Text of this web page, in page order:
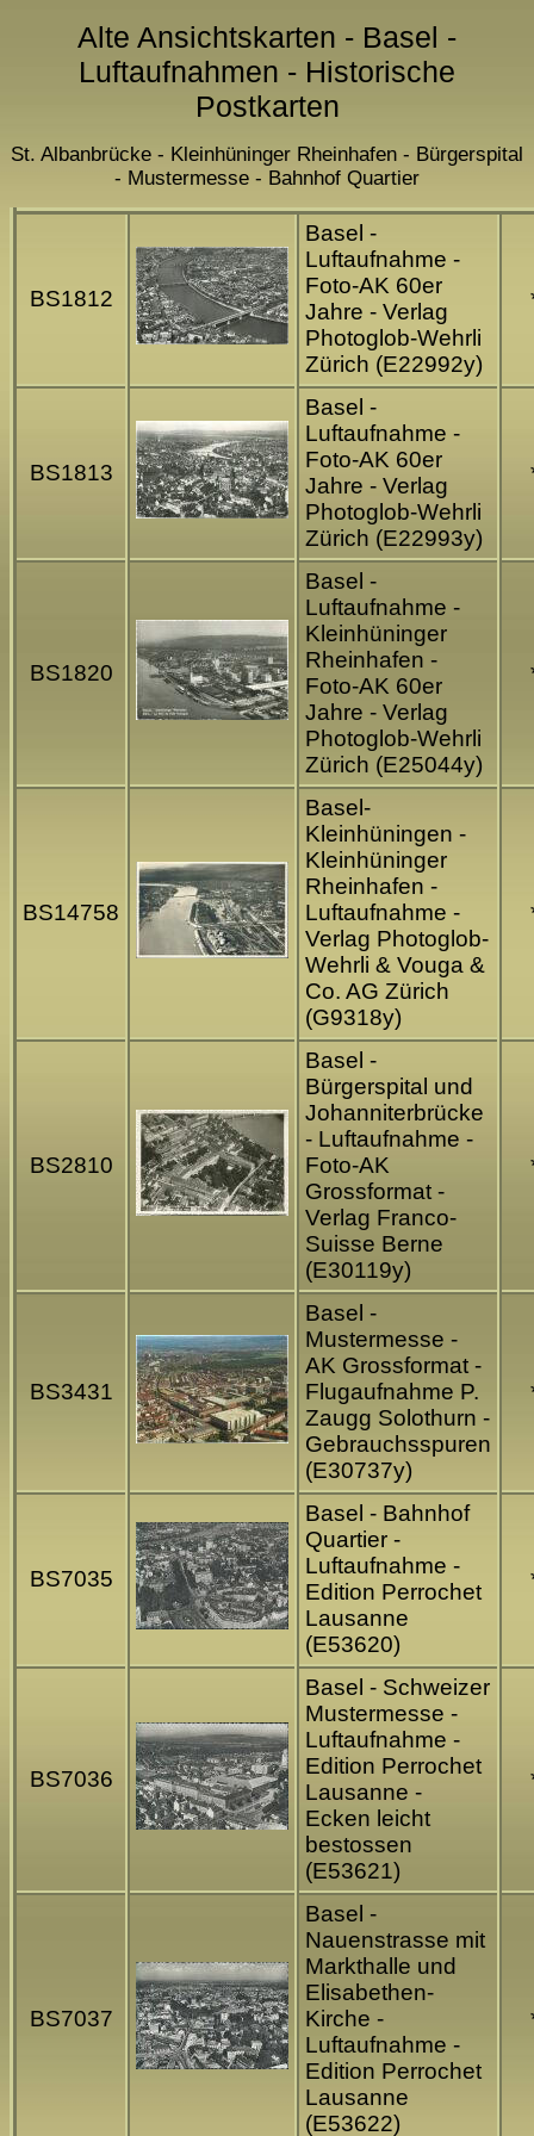
Alte Ansichtskarten - Basel -
Luftaufnahmen - Historische
Postkarten
St. Albanbrücke - Kleinhüninger Rheinhafen - Bürgerspital
- Mustermesse - Bahnhof Quartier
BS1812
Basel -
Luftaufnahme -
Foto-AK 60er
Jahre - Verlag
Photoglob-Wehrli
Zürich (E22992y)
BS1813
Basel -
Luftaufnahme -
Foto-AK 60er
Jahre - Verlag
Photoglob-Wehrli
Zürich (E22993y)
BS1820
Basel -
Luftaufnahme -
Kleinhüninger
Rheinhafen -
Foto-AK 60er
Jahre - Verlag
Photoglob-Wehrli
Zürich (E25044y)
BS14758
Basel-
Kleinhüningen -
Kleinhüninger
Rheinhafen -
Luftaufnahme -
Verlag Photoglob-
Wehrli & Vouga &
Co. AG Zürich
(G9318y)
BS2810
Basel -
Bürgerspital und
Johanniterbrücke
- Luftaufnahme -
Foto-AK
Grossformat -
Verlag Franco-
Suisse Berne
(E30119y)
BS3431
Basel -
Mustermesse -
AK Grossformat -
Flugaufnahme P.
Zaugg Solothurn -
Gebrauchsspuren
(E30737y)
BS7035
Basel - Bahnhof
Quartier -
Luftaufnahme -
Edition Perrochet
Lausanne
(E53620)
BS7036
Basel - Schweizer
Mustermesse -
Luftaufnahme -
Edition Perrochet
Lausanne -
Ecken leicht
bestossen
(E53621)
BS7037
Basel -
Nauenstrasse mit
Markthalle und
Elisabethen-
Kirche -
Luftaufnahme -
Edition Perrochet
Lausanne
(E53622)